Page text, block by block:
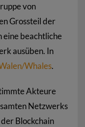
von
Grossteil der
eine beachtliche
ausüben. In
Whales.
Akteure
Netzwerks
Blockchain